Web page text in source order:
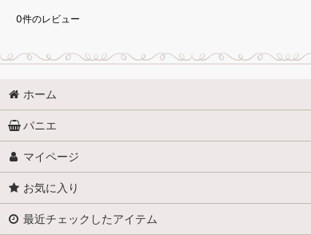
0件のレビュー
ホーム
パニエ
マイページ
お気に入り
最近チェックしたアイテム